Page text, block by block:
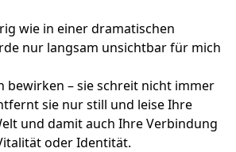
wie in einer dramatischen
nur langsam unsichtbar für mich
bewirken – sie schreit nicht immer
sie nur still und leise Ihre
und damit auch Ihre Verbindung
oder Identität.